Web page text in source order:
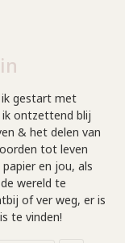
ik gestart met
ontzettend blij
& het delen van
tot leven
en jou, als
wereld te
of ver weg, er is
te vinden!